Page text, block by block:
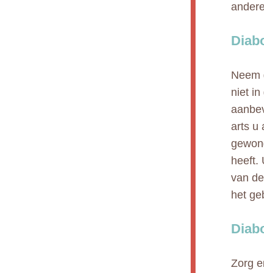
Neem
niet in
arts u
heeft.
van
het
Zorg